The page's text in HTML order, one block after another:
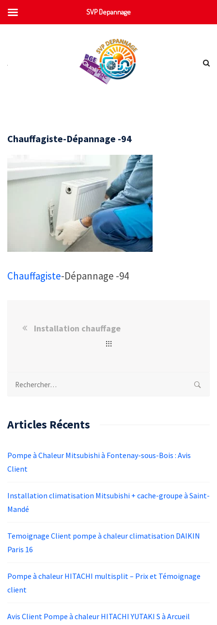
Chauffagiste-Dépannage -94
Chauffagiste-Dépannage -94
Installation chauffage
Rechercher :
Articles Récents
Pompe à Chaleur Mitsubishi à Fontenay-sous-Bois : Avis
Client
Installation climatisation Mitsubishi + cache-groupe à Saint-
Mandé
Temoignage Client pompe à chaleur climatisation DAIKIN
Paris 16
Pompe à chaleur HITACHI multisplit – Prix et Témoignage
client
Avis Client Pompe à chaleur HITACHI YUTAKI S à Arcueil
SVP Depannage